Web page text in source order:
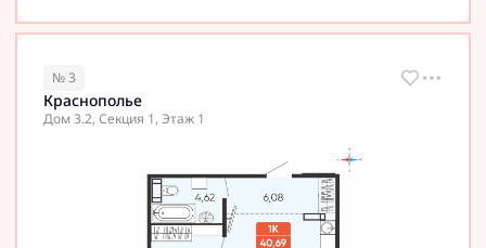
№ 3
Краснополье
Дом 3.2, Секция 1, Этаж 1